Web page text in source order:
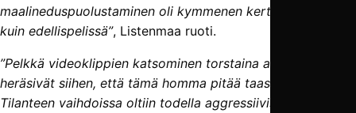
maalineduspuolustaminen oli kymmenen kertaa parempaa
kuin edellispelissä”, Listenmaa ruoti.
”Pelkkä videoklippien katsominen torstaina auttoi eli pojat
heräsivät siihen, että tämä homma pitää taas alkaa hoitaa.
Tilanteen vaihdoissa oltiin todella aggressiivisia ja haluttiin